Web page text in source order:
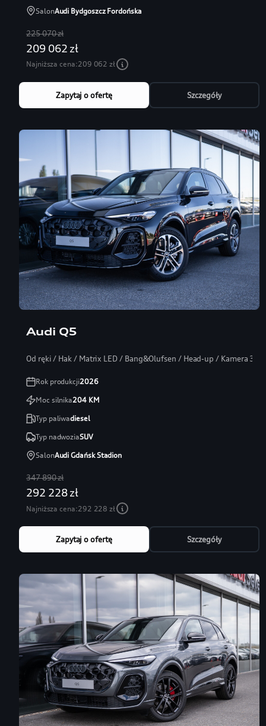
SalonAudi Bydgoszcz Fordońska
225 070 zł
209 062 zł
Najniższa cena:209 062 zł
Zapytaj o ofertę Szczegóły
Audi Q5
Od ręki / Hak / Matrix LED / Bang&Olufsen / Head-up / Kamera 360
Rok produkcji2026
Moc silnika204KM
Typ paliwadiesel
Typ nadwoziaSUV
SalonAudi Gdańsk Stadion
347 890 zł
292 228 zł
Najniższa cena:292 228 zł
Zapytaj o ofertę Szczegóły